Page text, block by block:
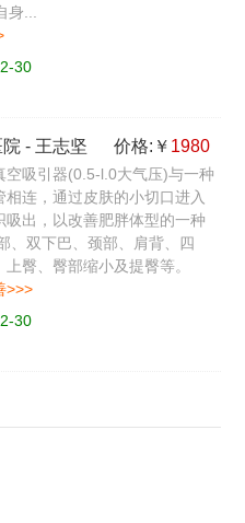
...
30
- 王志坚 价格:￥ 1980
吸引器(0.5-l.0大气压)与一种
连，通过皮肤的小切口进入
出，以改善肥胖体型的一种
、双下巴、颈部、肩背、四
臀、臀部缩小及提臀等。
>>>
30